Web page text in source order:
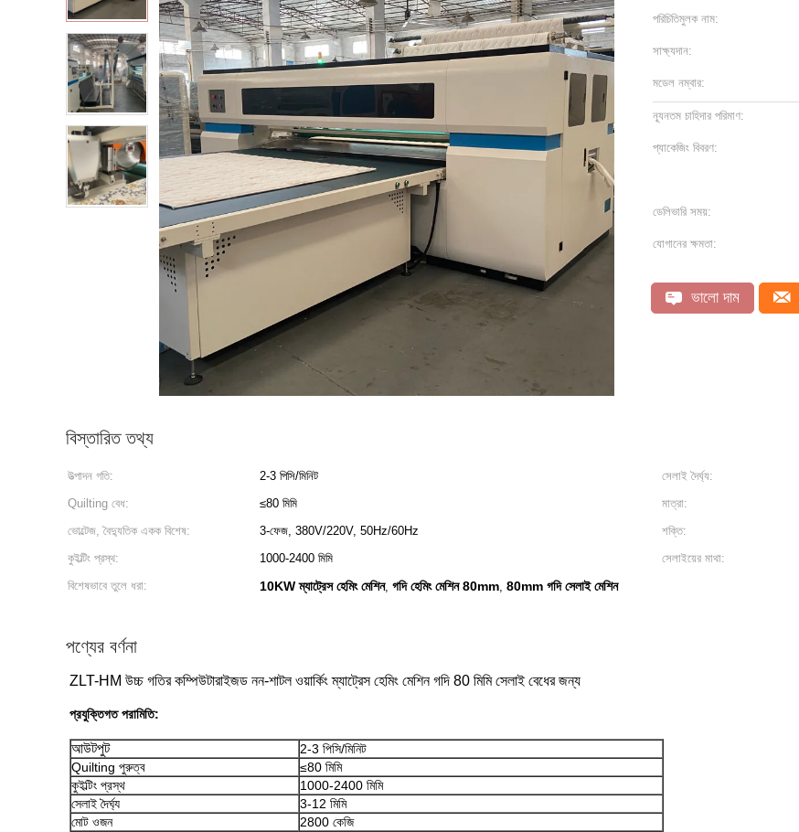
পরিচিতিমুলক নাম:
সাক্ষ্যদান:
মডেল নম্বার:
ন্যূনতম চাহিদার পরিমাণ:
প্যাকেজিং বিবরণ:
ডেলিভারি সময়:
যোগানের ক্ষমতা:
ভালো দাম
বিস্তারিত তথ্য
উত্পাদন গতি: 2-3 পিসি/মিনিট সেলাই দৈর্ঘ্য:
Quilting বেধ:
≤80 মিমি মাত্রা:
ভোল্টেজ, বৈদ্যুতিক একক বিশেষ:
3-ফেজ, 380V/220V, 50Hz/60Hz শক্তি:
কুইল্টিং প্রস্থ:
1000-2400 মিমি সেলাইয়ের মাথা:
বিশেষভাবে তুলে ধরা:
10KW ম্যাট্রেস হেমিং মেশিন, গদি হেমিং মেশিন 80mm, 80mm গদি সেলাই মেশিন
পণ্যের বর্ণনা
ZLT-HM উচ্চ গতির কম্পিউটারাইজড নন-শাটল ওয়ার্কিং ম্যাট্রেস হেমিং মেশিন গদি 80 মিমি সেলাই বেধের জন্য
প্রযুক্তিগত পরামিতি:
আউটপুট
2-3 পিসি/মিনিট
Quilting পুরুত্ব
≤80 মিমি
কুইল্টিং প্রস্থ
1000-2400 মিমি
সেলাই দৈর্ঘ্য
3-12 মিমি
মোট ওজন
2800 কেজি